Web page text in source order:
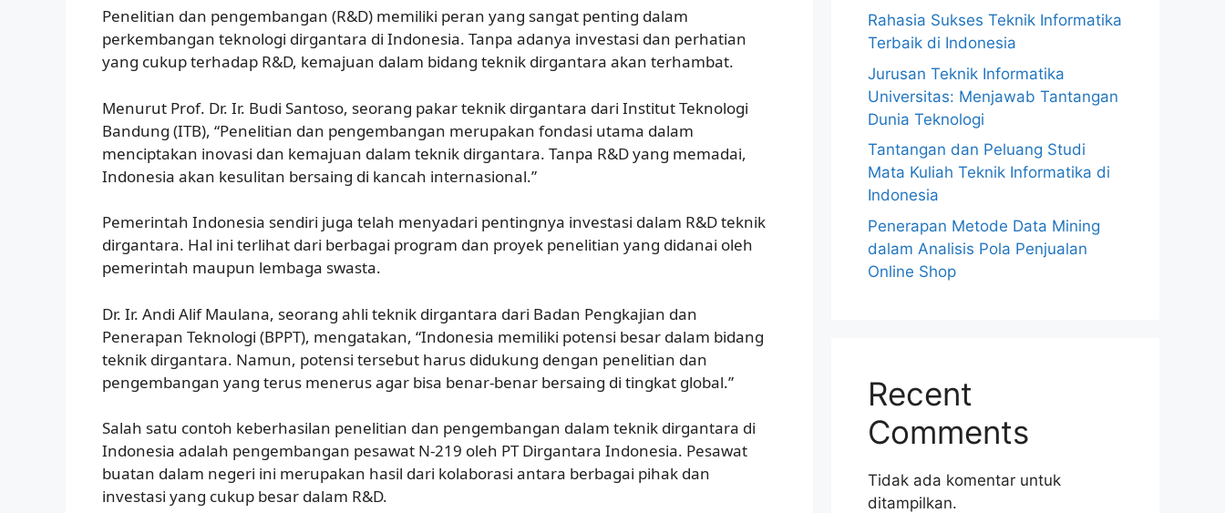
Penelitian dan pengembangan (R&D) memiliki peran yang sangat penting dalam
perkembangan teknologi dirgantara di Indonesia. Tanpa adanya investasi dan perhatian
yang cukup terhadap R&D, kemajuan dalam bidang teknik dirgantara akan terhambat.
Menurut Prof. Dr. Ir. Budi Santoso, seorang pakar teknik dirgantara dari Institut Teknologi
Bandung (ITB), “Penelitian dan pengembangan merupakan fondasi utama dalam
menciptakan inovasi dan kemajuan dalam teknik dirgantara. Tanpa R&D yang memadai,
Indonesia akan kesulitan bersaing di kancah internasional.”
Pemerintah Indonesia sendiri juga telah menyadari pentingnya investasi dalam R&D teknik
dirgantara. Hal ini terlihat dari berbagai program dan proyek penelitian yang didanai oleh
pemerintah maupun lembaga swasta.
Dr. Ir. Andi Alif Maulana, seorang ahli teknik dirgantara dari Badan Pengkajian dan
Penerapan Teknologi (BPPT), mengatakan, “Indonesia memiliki potensi besar dalam bidang
teknik dirgantara. Namun, potensi tersebut harus didukung dengan penelitian dan
pengembangan yang terus menerus agar bisa benar-benar bersaing di tingkat global.”
Salah satu contoh keberhasilan penelitian dan pengembangan dalam teknik dirgantara di
Indonesia adalah pengembangan pesawat N-219 oleh PT Dirgantara Indonesia. Pesawat
buatan dalam negeri ini merupakan hasil dari kolaborasi antara berbagai pihak dan
investasi yang cukup besar dalam R&D.
Rahasia Sukses Teknik Informatika
Terbaik di Indonesia
Jurusan Teknik Informatika
Universitas: Menjawab Tantangan
Dunia Teknologi
Tantangan dan Peluang Studi
Mata Kuliah Teknik Informatika di
Indonesia
Penerapan Metode Data Mining
dalam Analisis Pola Penjualan
Online Shop
Recent
Comments
Tidak ada komentar untuk
ditampilkan.